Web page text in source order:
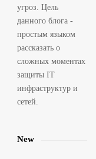
угроз. Цель
данного блога -
простым языком
рассказать о
сложных моментах
защиты IT
инфраструктур и
сетей.
New